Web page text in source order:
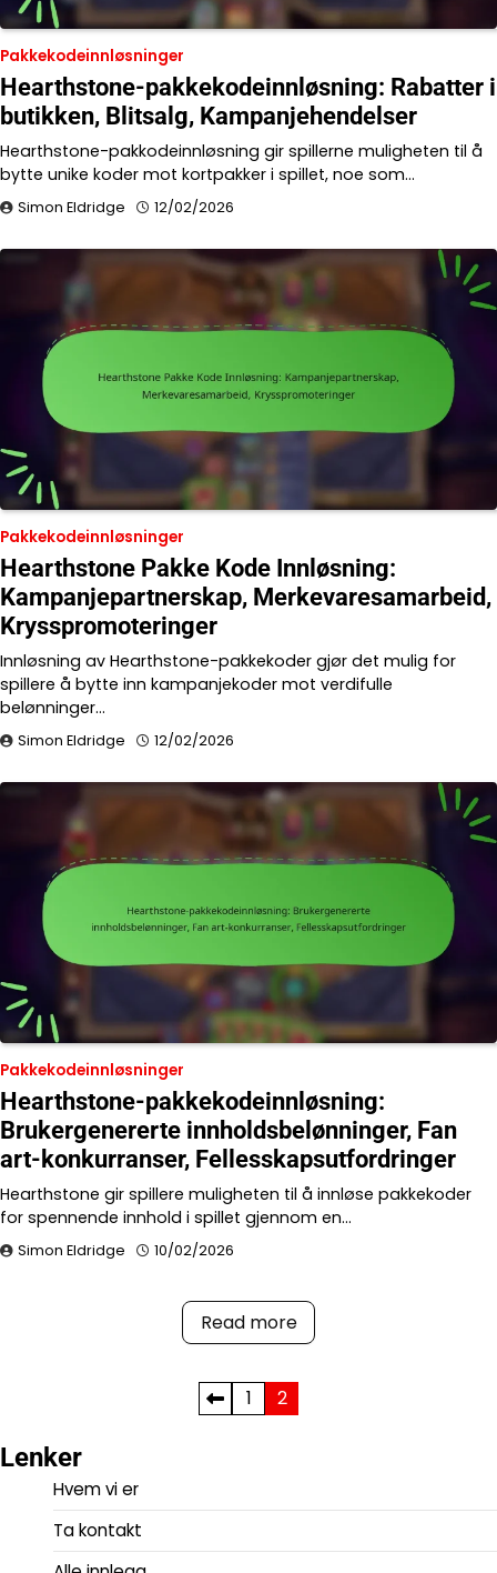
Pakkekodeinnløsninger
Hearthstone-pakkekodeinnløsning: Rabatter i
butikken, Blitsalg, Kampanjehendelser
Hearthstone-pakkodeinnløsning gir spillerne muligheten til å
bytte unike koder mot kortpakker i spillet, noe som…
Simon Eldridge 12/02/2026
Pakkekodeinnløsninger
Hearthstone Pakke Kode Innløsning:
Kampanjepartnerskap, Merkevaresamarbeid,
Krysspromoteringer
Innløsning av Hearthstone-pakkekoder gjør det mulig for
spillere å bytte inn kampanjekoder mot verdifulle
belønninger…
Simon Eldridge 12/02/2026
Pakkekodeinnløsninger
Hearthstone-pakkekodeinnløsning:
Brukergenererte innholdsbelønninger, Fan
art-konkurranser, Fellesskapsutfordringer
Hearthstone gir spillere muligheten til å innløse pakkekoder
for spennende innhold i spillet gjennom en…
Simon Eldridge 10/02/2026
Read more
pagination
1 2
Lenker
Hvem vi er
Ta kontakt